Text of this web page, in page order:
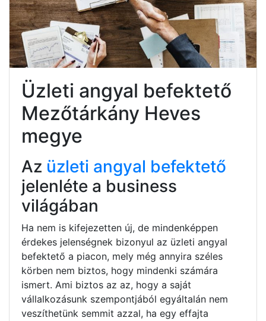
Üzleti angyal befektető
Mezőtárkány Heves
megye
Az üzleti angyal befektető
jelenléte a business
világában
Ha nem is kifejezetten új, de mindenképpen
érdekes jelenségnek bizonyul az üzleti angyal
befektető a piacon, mely még annyira széles
körben nem biztos, hogy mindenki számára
ismert. Ami biztos az az, hogy a saját
vállalkozásunk szempontjából egyáltalán nem
veszíthetünk semmit azzal, ha egy effajta